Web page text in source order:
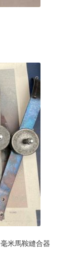
米馬鞍縫合器